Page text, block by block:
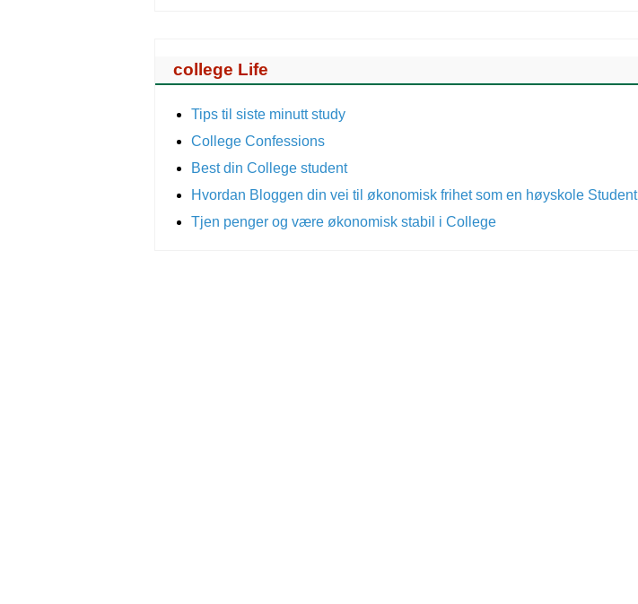
college Life
Tips til siste minutt study
College Confessions
Best din College student
Hvordan Bloggen din vei til økonomisk frihet som en høyskole Student
Tjen penger og være økonomisk stabil i College